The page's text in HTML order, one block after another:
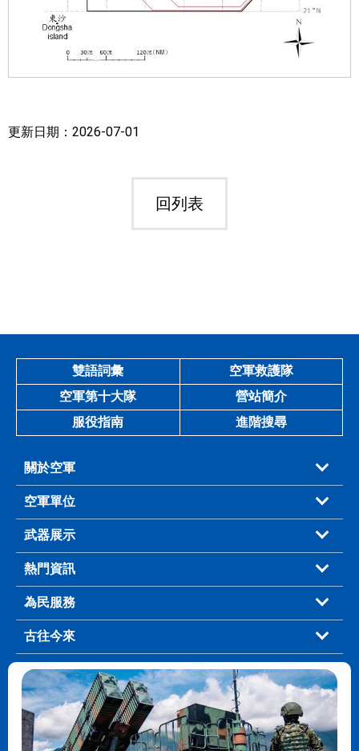
更新日期：2026-07-01
回列表
雙語詞彙
空軍救護隊
空軍第十大隊
營站簡介
服役指南
進階搜尋
關於空軍
空軍單位
武器展示
熱門資訊
為民服務
古往今來